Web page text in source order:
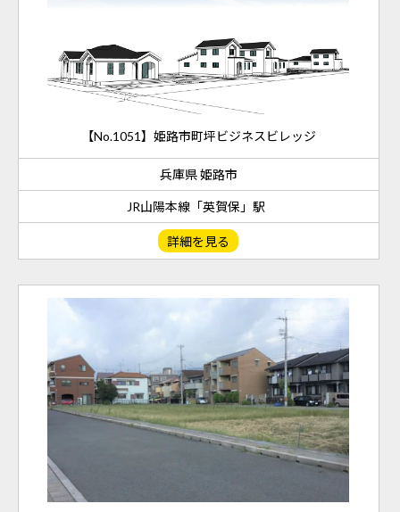
【No.1051】姫路市町坪ビジネスビレッジ
兵庫県 姫路市
JR山陽本線「英賀保」駅
詳細を見る